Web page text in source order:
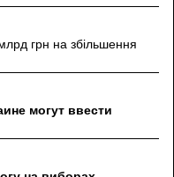
грн на збільшення
могут ввести